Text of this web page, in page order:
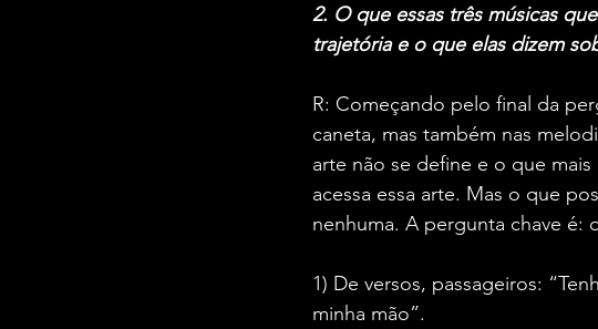
2. O que essas três músicas
trajetória e o que elas dizem
R: Começando pelo final da
caneta, mas também nas
arte não se define e o que
acessa essa arte. Mas o que
nenhuma. A pergunta chave é:
1) De versos, passageiros:
minha mão”.